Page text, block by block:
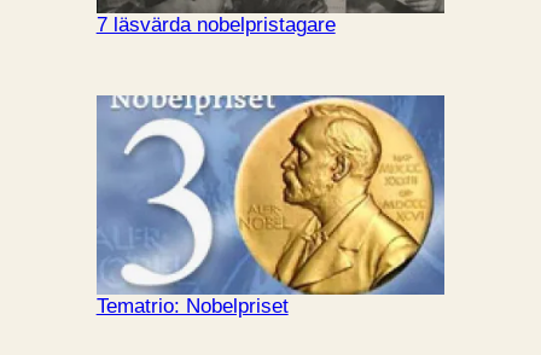
7 läsvärda nobelpristagare
Tematrio: Nobelpriset